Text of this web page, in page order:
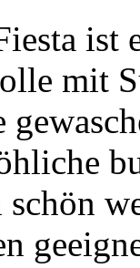
ist
mit